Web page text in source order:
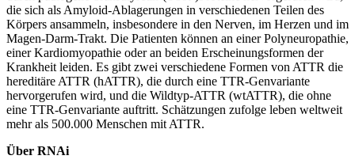
die sich als Amyloid-Ablagerungen in verschiedenen Teilen des
Körpers ansammeln, insbesondere in den Nerven, im Herzen und im
Magen-Darm-Trakt. Die Patienten können an einer Polyneuropathie,
einer Kardiomyopathie oder an beiden Erscheinungsformen der
Krankheit leiden. Es gibt zwei verschiedene Formen von ATTR die
hereditäre ATTR (hATTR), die durch eine TTR-Genvariante
hervorgerufen wird, und die Wildtyp-ATTR (wtATTR), die ohne
eine TTR-Genvariante auftritt. Schätzungen zufolge leben weltweit
mehr als 500.000 Menschen mit ATTR.
Über RNAi